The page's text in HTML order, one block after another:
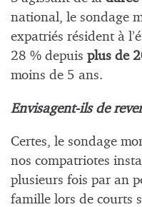
national, le sondage
expatriés résident à
28 % depuis plus de
moins de 5 ans.
Envisagent-ils de
Certes, le sondage
nos compatriotes
plusieurs fois par an
famille lors de courts